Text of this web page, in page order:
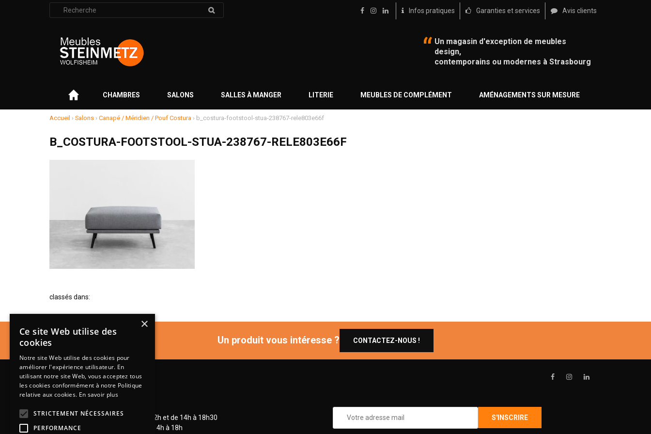
Rechercher
:
Infos pratiques Garanties et services Avis clients
Un magasin d'exception de meubles
design,
contemporains ou modernes à Strasbourg
CHAMBRES SALONS SALLES À MANGER LITERIE MEUBLES DE COMPLÉMENT AMÉNAGEMENTS SUR MESURE
Accueil › Salons › Canapé / Méridien / Pouf Costura › b_costura-footstool-stua-238767-rele803e66f
B_COSTURA-FOOTSTOOL-STUA-238767-RELE803E66F
classés dans:
Un produit vous intéresse ? CONTACTEZ-NOUS !
Mardi à vendredi de 9h à 12h et de 14h à 18h30
Samedi de 9h à 12h et de 14h à 18h
×
Ce site Web utilise des
cookies
Notre site Web utilise des cookies pour
améliorer l'expérience utilisateur. En
utilisant notre site Web, vous acceptez tous
les cookies conformément à notre Politique
relative aux cookies. En savoir plus
STRICTEMENT NÉCESSAIRES
PERFORMANCE